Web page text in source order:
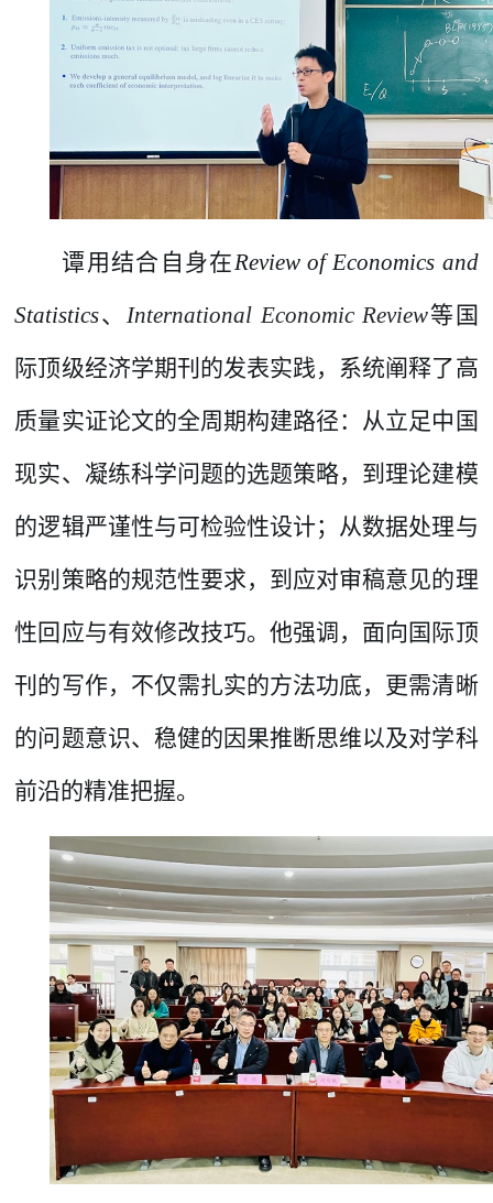
谭用结合自身在Review of Economics and
Statistics、International Economic Review等国
际顶级经济学期刊的发表实践，系统阐释了高
质量实证论文的全周期构建路径：从立足中国
现实、凝练科学问题的选题策略，到理论建模
的逻辑严谨性与可检验性设计；从数据处理与
识别策略的规范性要求，到应对审稿意见的理
性回应与有效修改技巧。他强调，面向国际顶
刊的写作，不仅需扎实的方法功底，更需清晰
的问题意识、稳健的因果推断思维以及对学科
前沿的精准把握。